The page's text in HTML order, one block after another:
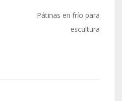
Pátinas en frío para
escultura